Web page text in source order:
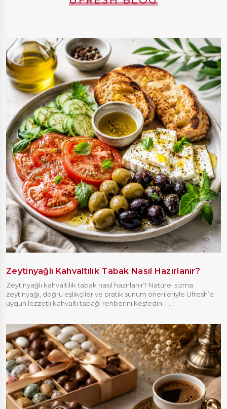
Zeytinyağlı Kahvaltılık Tabak Nasıl Hazırlanır?
Zeytinyağlı kahvaltılık tabak nasıl hazırlanır? Natürel sızma
zeytinyağı, doğru eşlikçiler ve pratik sunum önerileriyle Ufresh’e
uygun lezzetli kahvaltı tabağı rehberini keşfedin. [...]